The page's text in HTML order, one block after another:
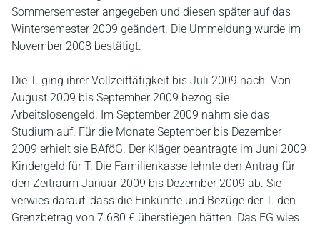
Sommersemester angegeben und diesen später auf das
Wintersemester 2009 geändert. Die Ummeldung wurde im
November 2008 bestätigt.
Die T. ging ihrer Vollzeittätigkeit bis Juli 2009 nach. Von
August 2009 bis September 2009 bezog sie
Arbeitslosengeld. Im September 2009 nahm sie das
Studium auf. Für die Monate September bis Dezember
2009 erhielt sie BAföG. Der Kläger beantragte im Juni 2009
Kindergeld für T. Die Familienkasse lehnte den Antrag für
den Zeitraum Januar 2009 bis Dezember 2009 ab. Sie
verwies darauf, dass die Einkünfte und Bezüge der T. den
Grenzbetrag von 7.680 € überstiegen hätten. Das FG wies